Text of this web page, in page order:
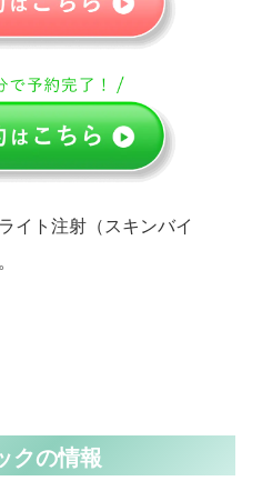
イト注射（スキンバイ
クの情報